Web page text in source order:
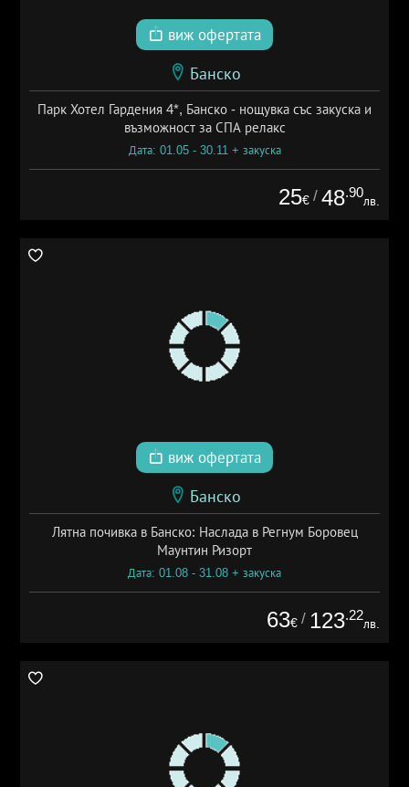
виж офертата
Банско
Парк Хотел Гардения 4*, Банско - нощувка със закуска и
възможност за СПА релакс
Дата: 01.05 - 30.11 + закуска
25€ / 48.90
лв.
виж офертата
Банско
Лятна почивка в Банско: Наслада в Регнум Боровец
Маунтин Ризорт
Дата: 01.08 - 31.08 + закуска
63€ / 123.22
лв.